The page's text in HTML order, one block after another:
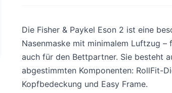
Die Fisher & Paykel Eson 2 ist eine
Nasenmaske mit minimalem Luftzug –
auch für den Bettpartner. Sie besteht
abgestimmten Komponenten: RollFit-
Kopfbedeckung und Easy Frame.